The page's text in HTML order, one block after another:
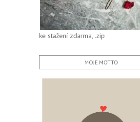
ke stažení zdarma, .zip
MOJE MOTTO